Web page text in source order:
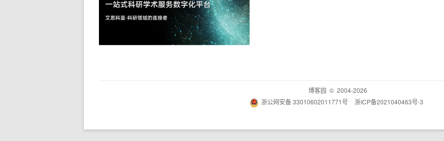
博客园 © 2004-2026
浙公网安备 33010602011771号
浙ICP备2021040463号-3